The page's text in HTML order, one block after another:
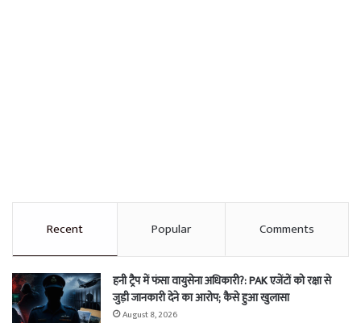
Recent Popular Comments
हनी ट्रैप में फंसा वायुसेना अधिकारी?: PAK एजेंटों को रक्षा से
जुड़ी जानकारी देने का आरोप; कैसे हुआ खुलासा
August 8, 2026